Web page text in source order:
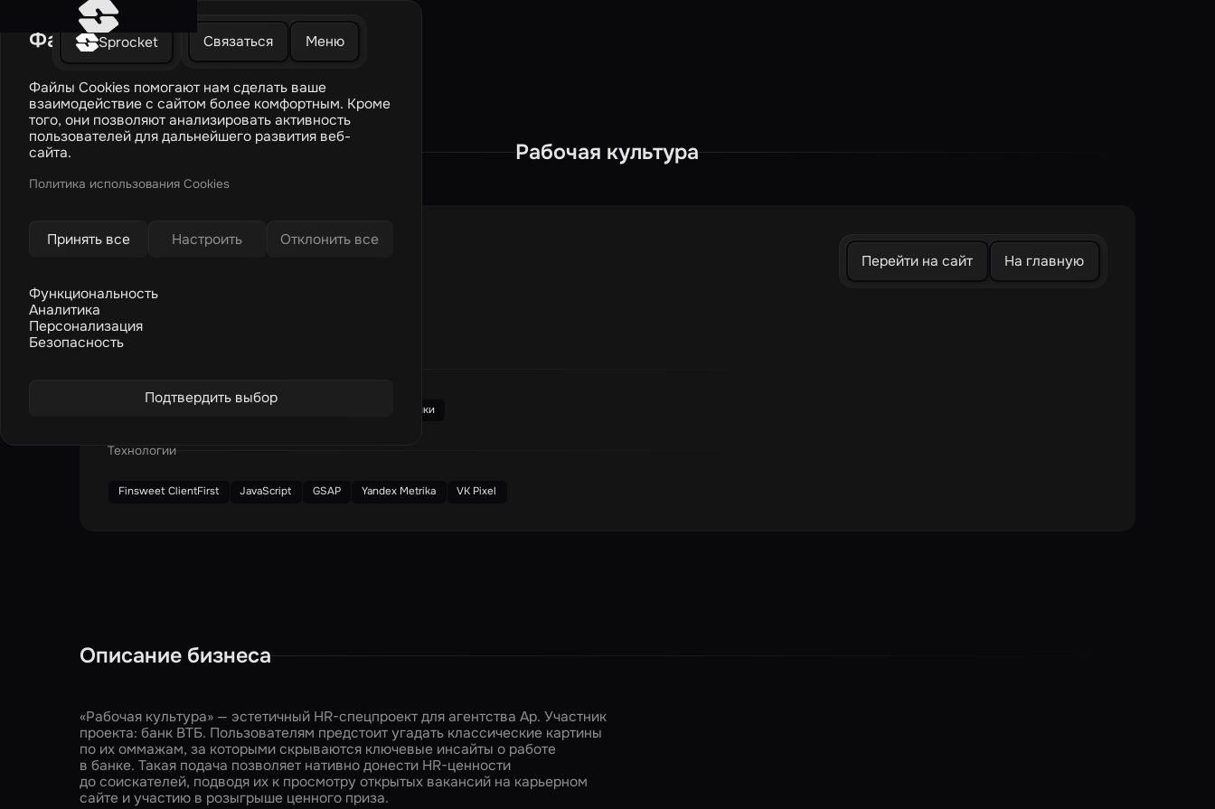
Файлы Cookies
Файлы Cookies помогают нам сделать ваше
взаимодействие с сайтом более комфортным. Кроме
того, они позволяют анализировать активность
пользователей для дальнейшего развития веб-
сайта.
Политика использования Cookies
Принять все Настроить Отклонить все
Функциональность
Аналитика
Персонализация
Безопасность
Подтвердить выбор
Sprocket Связаться Меню
Рабочая культура
Лендинг
Срок реализации:
Перейти на сайт На главную
Разработка SEO оптимизация Подключение аналитики
Технологии
Finsweet ClientFirst JavaScript GSAP Yandex Metrika VK Pixel
Описание бизнеса
«Рабочая культура» — эстетичный HR-спецпроект для агентства Ар. Участник
проекта: банк ВТБ. Пользователям предстоит угадать классические картины
по их оммажам, за которыми скрываются ключевые инсайты о работе
в банке. Такая подача позволяет нативно донести HR-ценности
до соискателей, подводя их к просмотру открытых вакансий на карьерном
сайте и участию в розыгрыше ценного приза.